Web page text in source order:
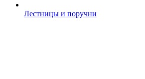
Лестницы и поручни